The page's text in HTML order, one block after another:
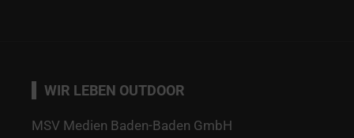
WIR LEBEN OUTDOOR
MSV Medien Baden-Baden GmbH